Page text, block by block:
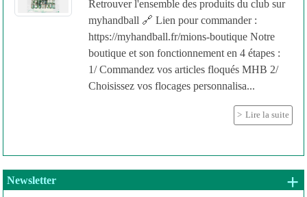
Retrouver l'ensemble des produits du club sur
myhandball 🔗 Lien pour commander :
https://myhandball.fr/mions-boutique Notre
boutique et son fonctionnement en 4 étapes :
1/ Commandez vos articles floqués MHB 2/
Choisissez vos flocages personnalisa...
Lire la suite
Newsletter +